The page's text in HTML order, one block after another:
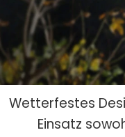
Wetterfestes
Einsatz